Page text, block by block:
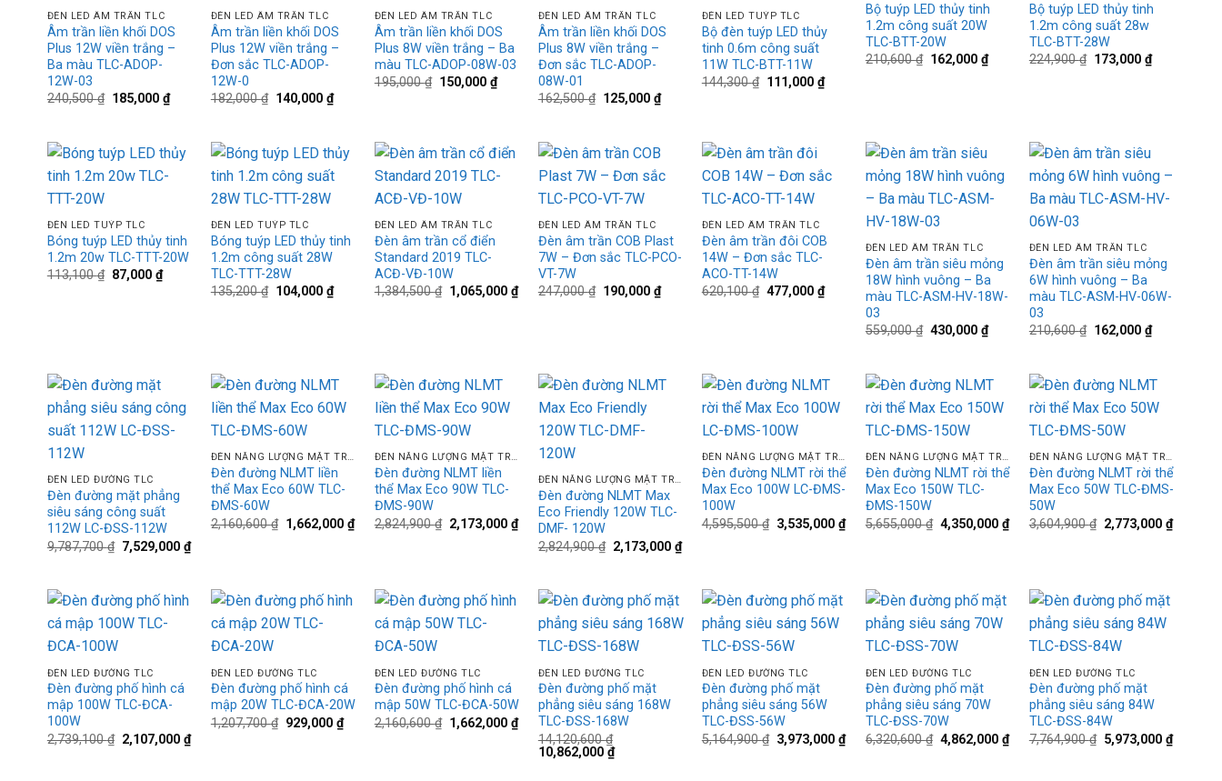
ĐÈN LED ÂM TRẦN TLC
Âm trần liền khối DOS
Plus 12W viền trắng –
Ba màu TLC-ADOP-
12W-03
240,500₫ Giá
185,000₫Giá
hiện
185,000 ₫.
ĐÈN LED ÂM TRẦN TLC
Âm trần liền khối DOS
Plus 12W viền trắng –
Đơn sắc TLC-ADOP-
12W-0
182,000₫ Giá
140,000₫Giá
hiện
140,000 ₫.
ĐÈN LED ÂM TRẦN TLC
Âm trần liền khối DOS
Plus 8W viền trắng – Ba
màu TLC-ADOP-08W-03
195,000₫ Giá
150,000₫Giá
hiện
ĐÈN LED ÂM TRẦN TLC
Âm trần liền khối DOS
Plus 8W viền trắng –
Đơn sắc TLC-ADOP-
08W-01
162,500₫ Giá
125,000₫Giá
hiện
125,000 ₫.
ĐÈN LED TUÝP TLC
Bộ đèn tuýp LED thủy
tinh 0.6m công suất
11W TLC-BTT-11W
144,300₫ Giá
111,000₫Giá
hiện
Bộ tuýp LED thủy tinh
1.2m công suất 20W
TLC-BTT-20W
210,600₫ Giá
162,000₫Giá
hiện
Bộ tuýp LED thủy tinh
1.2m công suất 28w
TLC-BTT-28W
224,900₫ Giá
173,000₫Giá
hiện
+
ĐÈN LED TUÝP TLC
Bóng tuýp LED thủy tinh
1.2m 20w TLC-TTT-20W
113,100₫ Giá
gốc
87,000₫Giá
hiện
Add to
wishlist
+
ĐÈN LED TUÝP TLC
Bóng tuýp LED thủy tinh
1.2m công suất 28W
TLC-TTT-28W
135,200₫ Giá
104,000₫Giá
hiện
+
ĐÈN LED ÂM TRẦN TLC
Đèn âm trần cổ điển
Standard 2019 TLC-
ACĐ-VĐ-10W
1,384,500₫ Giá
gốc
1,065,000₫Giá
hiện
Add to
wishlist
+
ĐÈN LED ÂM TRẦN TLC
Đèn âm trần COB Plast
7W – Đơn sắc TLC-PCO-
VT-7W
247,000₫ Giá
190,000₫Giá
hiện
Add to
wishlist
+
ĐÈN LED ÂM TRẦN TLC
Đèn âm trần đôi COB
14W – Đơn sắc TLC-
ACO-TT-14W
620,100₫ Giá
477,000₫Giá
hiện
Add to
wishlist
+
ĐÈN LED ÂM TRẦN TLC
Đèn âm trần siêu mỏng
18W hình vuông – Ba
màu TLC-ASM-HV-18W-
03
559,000₫ Giá
430,000₫Giá
hiện
430,000 ₫.
Add to
wishlist
+
ĐÈN LED ÂM TRẦN TLC
Đèn âm trần siêu mỏng
6W hình vuông – Ba
màu TLC-ASM-HV-06W-
03
210,600₫ Giá
162,000₫Giá
hiện
162,000 ₫.
Add to
wishlist
+
ĐÈN LED ĐƯỜNG TLC
Đèn đường mặt phẳng
siêu sáng công suất
112W LC-ĐSS-112W
9,787,700₫ Giá
gốc
7,529,000₫Giá
hiện
7,529,000 ₫.
+
ĐÈN NĂNG LƯỢNG MẶT TRỜI TLC
Đèn đường NLMT liền
thể Max Eco 60W TLC-
ĐMS-60W
2,160,600₫ Giá
gốc
1,662,000₫Giá
hiện
+
ĐÈN NĂNG LƯỢNG MẶT TRỜI TLC
Đèn đường NLMT liền
thể Max Eco 90W TLC-
ĐMS-90W
2,824,900₫ Giá
gốc
2,173,000₫Giá
hiện
Add to
wishlist
+
ĐÈN NĂNG LƯỢNG MẶT TRỜI TLC
Đèn đường NLMT Max
Eco Friendly 120W TLC-
DMF- 120W
2,824,900₫ Giá
gốc
2,173,000₫Giá
hiện
2,173,000 ₫.
+
ĐÈN NĂNG LƯỢNG MẶT TRỜI TLC
Đèn đường NLMT rời thể
Max Eco 100W LC-ĐMS-
100W
4,595,500₫ Giá
gốc
3,535,000₫Giá
hiện
Add to
wishlist
+
ĐÈN NĂNG LƯỢNG MẶT TRỜI TLC
Đèn đường NLMT rời thể
Max Eco 150W TLC-
ĐMS-150W
5,655,000₫ Giá
gốc
4,350,000₫Giá
hiện
+
ĐÈN NĂNG LƯỢNG MẶT TRỜI TLC
Đèn đường NLMT rời thể
Max Eco 50W TLC-ĐMS-
50W
3,604,900₫ Giá
gốc
2,773,000₫Giá
hiện
+
ĐÈN LED ĐƯỜNG TLC
Đèn đường phố hình cá
mập 100W TLC-ĐCA-
100W
2,739,100₫ Giá
gốc
2,107,000₫Giá
hiện
+
ĐÈN LED ĐƯỜNG TLC
Đèn đường phố hình cá
mập 20W TLC-ĐCA-20W
1,207,700₫ Giá
929,000₫Giá
hiện
+
ĐÈN LED ĐƯỜNG TLC
Đèn đường phố hình cá
mập 50W TLC-ĐCA-50W
2,160,600₫ Giá
gốc
1,662,000₫Giá
hiện
Add to
wishlist
+
ĐÈN LED ĐƯỜNG TLC
Đèn đường phố mặt
phẳng siêu sáng 168W
TLC-ĐSS-168W
14,120,600₫
Giá
gốc
10,862,000 ₫Giá
hiện
+
ĐÈN LED ĐƯỜNG TLC
Đèn đường phố mặt
phẳng siêu sáng 56W
TLC-ĐSS-56W
5,164,900₫ Giá
gốc
3,973,000₫Giá
hiện
+
ĐÈN LED ĐƯỜNG TLC
Đèn đường phố mặt
phẳng siêu sáng 70W
TLC-ĐSS-70W
6,320,600₫ Giá
gốc
4,862,000₫Giá
hiện
+
ĐÈN LED ĐƯỜNG TLC
Đèn đường phố mặt
phẳng siêu sáng 84W
TLC-ĐSS-84W
7,764,900₫ Giá
gốc
5,973,000₫Giá
hiện